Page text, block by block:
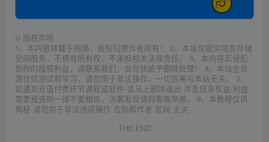
© 版权声明
1、本内容转载于网络，版权归原作者所有！ 2、本站仅提供信息存储
空间服务，不拥有所有权，不承担相关法律责任。 3、本内容若侵犯
到你的版权利益，请联系我们，会尽快给予删除处理！ 4、本站全资
源仅供测试和学习，请勿用于非法操作，一切后果与本站无关。 5、
如遇到充值付费环节课程或软件 请马上删除退出 涉及自身权益/利益
需要投资的一律不要相信，访客发现请向客服举报。 6、本教程仅供
揭秘 请勿用于非法违规操作 否则和作者 官网 无关
THE END